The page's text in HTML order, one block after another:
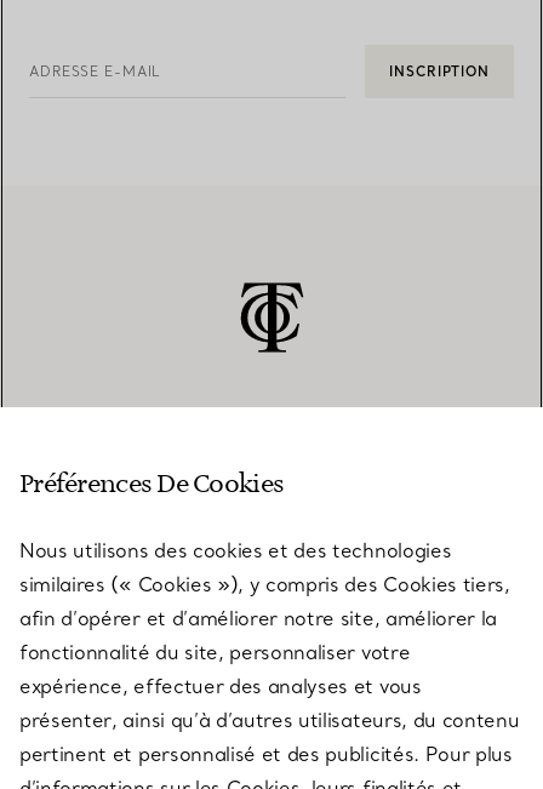
ADRESSE E-MAIL INSCRIPTION
SERVICES
À PROPOS
QUESTIONS LÉGALES
Préférences De Cookies
Nous utilisons des cookies et des technologies
similaires (« Cookies »), y compris des Cookies tiers,
afin d’opérer et d’améliorer notre site, améliorer la
fonctionnalité du site, personnaliser votre
expérience, effectuer des analyses et vous
présenter, ainsi qu’à d’autres utilisateurs, du contenu
pertinent et personnalisé et des publicités. Pour plus